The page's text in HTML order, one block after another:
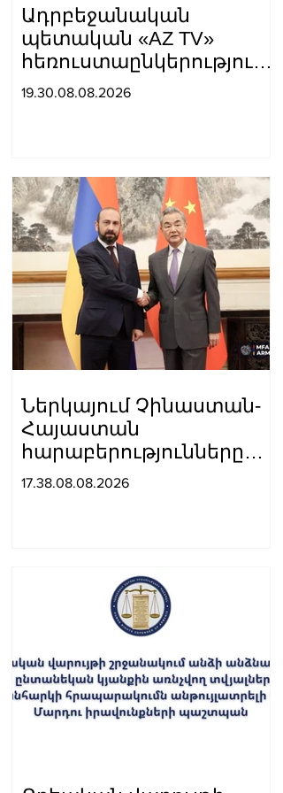
Ադրբեջանական
պետական «AZ TV»
հեռուստաընկերությունը
ռեպորտաժ է
մաս. Տաթև
Հայրապետյան
19.30.08.08.2026
Ներկայում Չինաստան-
Հայաստան
հարաբերությունները
զարգանում են կայուն
17.38.08.08.2026